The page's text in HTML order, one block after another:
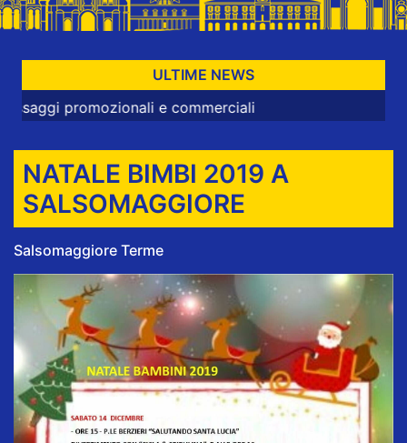
ULTIME NEWS
e commerciali
NATALE BIMBI 2019 A
SALSOMAGGIORE
Salsomaggiore Terme